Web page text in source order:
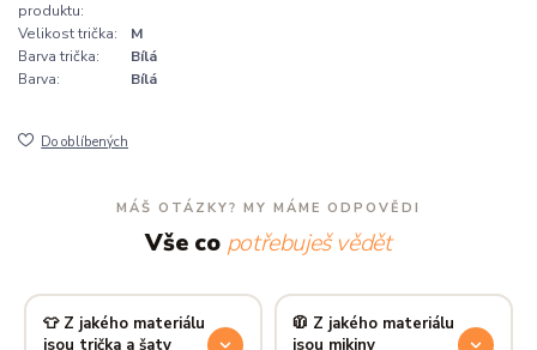
produktu:
Velikost trička:
M
Barva trička:
Bílá
Barva:
Bílá
Do oblíbených
MÁŠ OTÁZKY? MY MÁME ODPOVĚDI
Vše co potřebuješ vědět
👕 Z jakého materiálu
jsou trička a šaty
🧥 Z jakého materiálu
jsou mikiny